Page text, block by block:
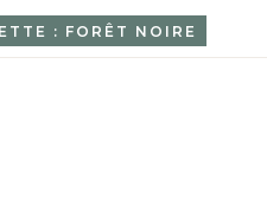
: FORÊT NOIRE